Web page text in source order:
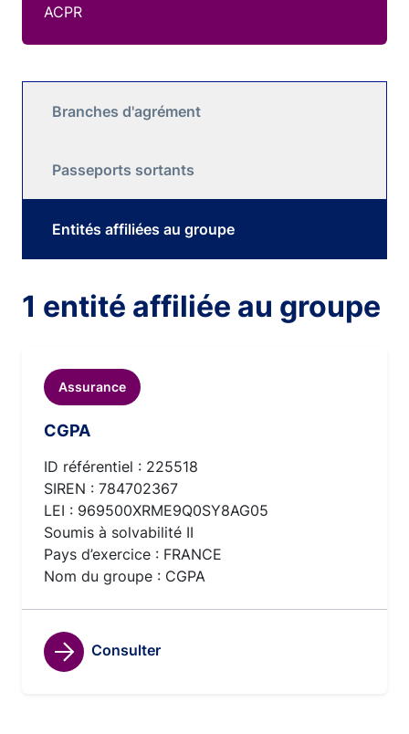
ACPR
Branches d'agrément
Passeports sortants
Entités affiliées au groupe
1 entité affiliée au groupe
Assurance
CGPA
ID référentiel : 225518
SIREN : 784702367
LEI : 969500XRME9Q0SY8AG05
Soumis à solvabilité II
Pays d’exercice : FRANCE
Nom du groupe : CGPA
Consulter